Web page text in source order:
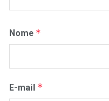
Nome *
E-mail *